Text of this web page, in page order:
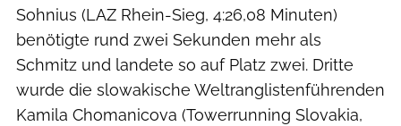
Sohnius (LAZ Rhein-Sieg, 4:26,08 Minuten)
benötigte rund zwei Sekunden mehr als
Schmitz und landete so auf Platz zwei. Dritte
wurde die slowakische Weltranglistenführenden
Kamila Chomanicova (Towerrunning Slovakia,